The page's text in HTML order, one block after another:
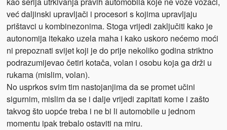
već daljinski upravljači i procesori s kojima upravljaju
prištavci u kombinezonima. Stoga vrijedi zaključiti kako je
autonomija itekako uzela maha i kako uskoro nećemo moći
ni prepoznati svijet koji je do prije nekoliko godina striktno
podrazumijevao četiri kotača, volan i osobu koja ga drži u
rukama (mislim, volan).
No usprkos svim tim nastojanjima da se promet učini
sigurnim, mislim da se i dalje vrijedi zapitati kome i zašto
takvog što uopće treba i ne bi li automobile u jednom
momentu ipak trebalo ostaviti na miru.